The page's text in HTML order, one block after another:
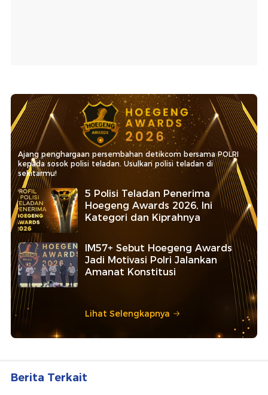
Ajang penghargaan persembahan detikcom bersama POLRI
kepada sosok polisi teladan. Usulkan polisi teladan di
sekitarmu!
5 Polisi Teladan Penerima
Hoegeng Awards 2026, Ini
Kategori dan Kiprahnya
IM57+ Sebut Hoegeng Awards
Jadi Motivasi Polri Jalankan
Amanat Konstitusi
Lihat Selengkapnya
Berita Terkait